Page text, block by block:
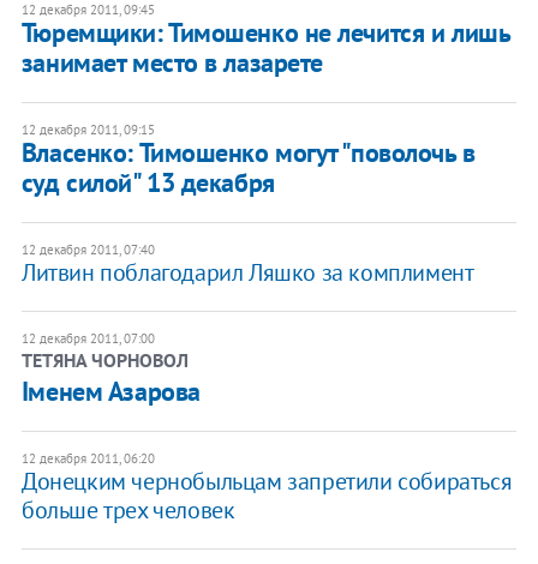
12 декабря 2011, 09:45
Тюремщики: Тимошенко не лечится и лишь
занимает место в лазарете
12 декабря 2011, 09:15
Власенко: Тимошенко могут "поволочь в
суд силой" 13 декабря
12 декабря 2011, 07:40
​Литвин поблагодарил Ляшко за комплимент
12 декабря 2011, 07:00
ТЕТЯНА ЧОРНОВОЛ
Іменем Азарова
12 декабря 2011, 06:20
​Донецким чернобыльцам запретили собираться
больше трех человек